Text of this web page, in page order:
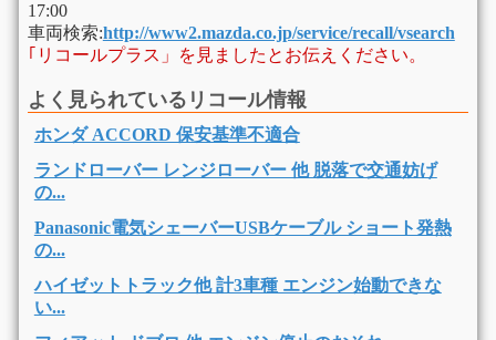
17:00
車両検索:http://www2.mazda.co.jp/service/recall/vsearch
｢リコールプラス」を見ましたとお伝えください。
よく見られているリコール情報
ホンダ ACCORD 保安基準不適合
ランドローバー レンジローバー 他 脱落で交通妨げ
の...
Panasonic電気シェーバーUSBケーブル ショート発熱
の...
ハイゼットトラック他 計3車種 エンジン始動できな
い...